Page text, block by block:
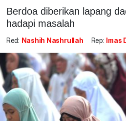
Berdoa diberikan lapang
hadapi masalah
Red: Nashih Nashrullah Rep: Imas